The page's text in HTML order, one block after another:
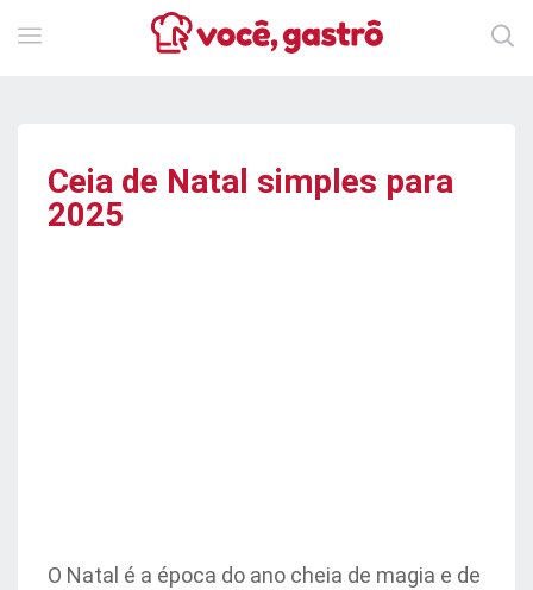
Ceia de Natal simples para
2025
O Natal é a época do ano cheia de magia e de